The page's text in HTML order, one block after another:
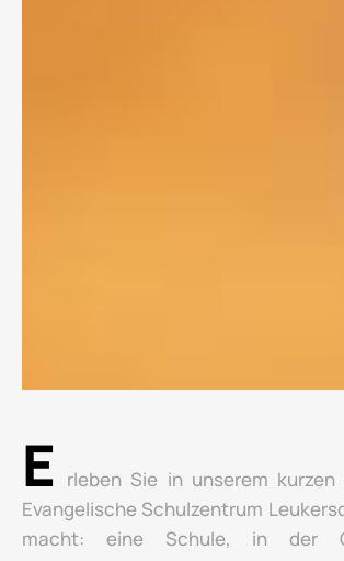
E
rleben Sie in unserem
Evangelische Schulzentrum
macht: eine Schule, in der